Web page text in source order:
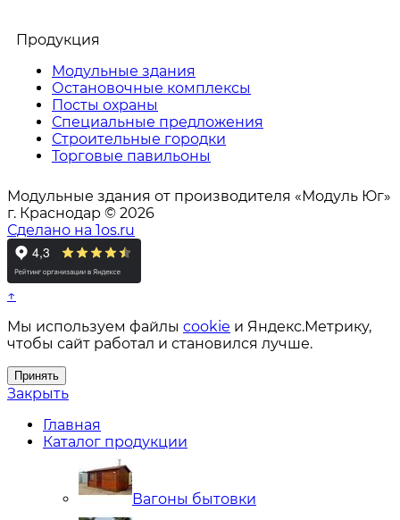
Продукция
Модульные здания
Остановочные комплексы
Посты охраны
Специальные предложения
Строительные городки
Торговые павильоны
Модульные здания от производителя «Модуль Юг»
г. Краснодар © 2026
Сделано на 1os.ru
↑
Мы используем файлы cookie и Яндекс.Метрику,
чтобы сайт работал и становился лучше.
Принять
Закрыть
Главная
Каталог продукции
Вагоны бытовки